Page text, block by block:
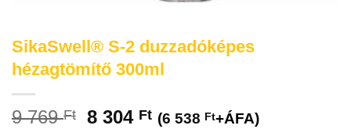
SikaSwell® S-2 duzzadóképes
hézagtömítő 300ml
9 769Ft 8 304 Ft (6 538 Ft+ÁFA)